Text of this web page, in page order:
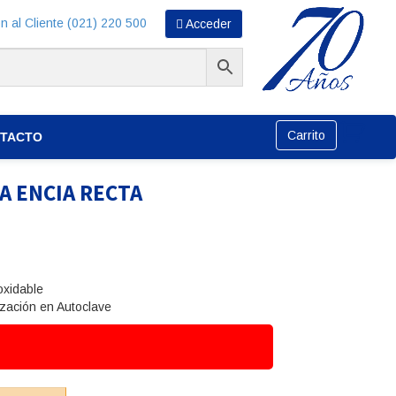
al Cliente (021) 220 500 Acceder
Carrito
ENCIA RECTA
en Autoclave